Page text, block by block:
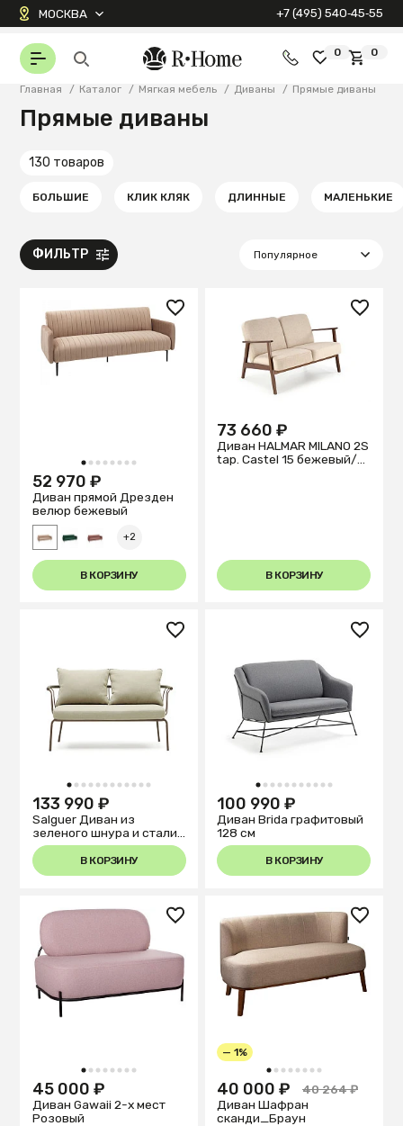
МОСКВА +7 (495) 540‑45‑55
0 0
Главная / Каталог / Мягкая мебель / Диваны / Прямые диваны
Прямые диваны
130 товаров
БОЛЬШИЕ КЛИК КЛЯК ДЛИННЫЕ МАЛЕНЬКИЕ
ФИЛЬТР
1 2 3 4 5 6 7 8
52 970 ₽
Диван прямой Дрезден
велюр бежевый
+2
В КОРЗИНУ
73 660 ₽
Диван HALMAR MILANO 2S
tap. Castel 15 бежевый/
В КОРЗИНУ
1 2 3 4 5 6 7 8 9 101112
133 990 ₽
Salguer Диван из
зеленого шнура и стали
с коричневой окраской
134 см
В КОРЗИНУ
1 2 3 4 5 6 7 8 9 1011
100 990 ₽
Диван Brida графитовый
128 см
В КОРЗИНУ
1 2 3 4 5 6 7 8
45 000 ₽
Диван Gawaii 2-х мест
Розовый
1 2 3 4 5 6 7 8
— 1%
40 000 ₽
40 264 ₽
Диван Шафран
cканди_Браун